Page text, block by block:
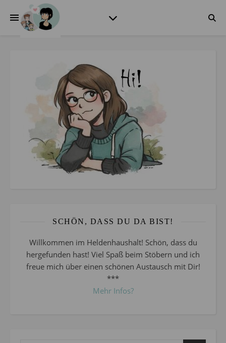
SCHÖN, DASS DU DA BIST!
Willkommen im Heldenhaushalt! Schön, dass du
hergefunden hast! Viel Spaß beim Stöbern und ich
freue mich über einen schönen Austausch mit Dir!
***
Mehr Infos?